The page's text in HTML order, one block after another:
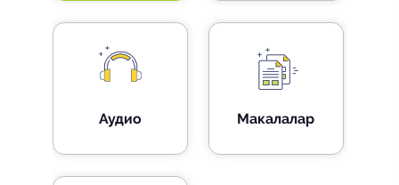
Аудио Макалалар